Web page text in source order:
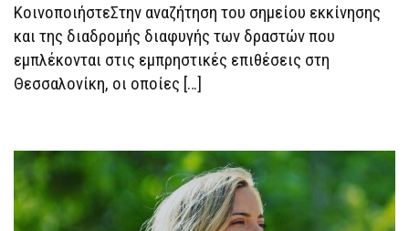
ΣΥΜΜΕΤΟΧΉ
ΚΑΙ
ΤΈΤΑΡΤΟΥ
ΑΤΌΜΟΥ
ΚοινοποιήστεΣτην αναζήτηση του σημείου εκκίνησης
και της διαδρομής διαφυγής των δραστών που
εμπλέκονται στις εμπρηστικές επιθέσεις στη
Θεσσαλονίκη, οι οποίες […]